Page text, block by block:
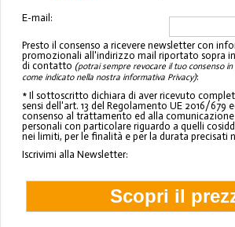
E-mail:
Presto il consenso a ricevere newsletter con
promozionali all'indirizzo mail riportato sopra
di contatto (potrai sempre revocare il tuo consenso
come indicato nella nostra informativa Privacy):
* Il sottoscritto dichiara di aver ricevuto
sensi dell'art. 13 del Regolamento UE 2016/679
consenso al trattamento ed alla
personali con particolare riguardo a quelli
nei limiti, per le finalità e per la durata precisati
Iscrivimi alla Newsletter: